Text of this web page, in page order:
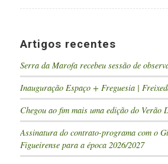
Artigos recentes
Serra da Marofa recebeu sessão de
Inauguração Espaço + Freguesia |
Chegou ao fim mais uma edição do Verão
Assinatura do contrato-programa com o
Figueirense para a época 2026/2027